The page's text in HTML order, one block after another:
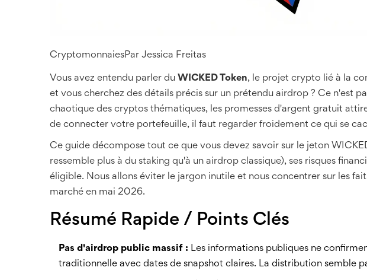
CryptomonnaiesPar Jessica Freitas
Vous avez entendu parler du WICKED Token, le projet crypto lié à la
et vous cherchez des détails précis sur un prétendu airdrop ? Ce n'est
chaotique des cryptos thématiques, les promesses d'argent gratuit
de connecter votre portefeuille, il faut regarder froidement ce qui se
Ce guide décompose tout ce que vous devez savoir sur le jeton
ressemble plus à du staking qu'à un airdrop classique), ses risques
éligible. Nous allons éviter le jargon inutile et nous concentrer sur les
marché en mai 2026.
Résumé Rapide / Points Clés
Pas d'airdrop public massif : Les informations publiques ne
traditionnelle avec dates de snapshot claires. La distribution semble